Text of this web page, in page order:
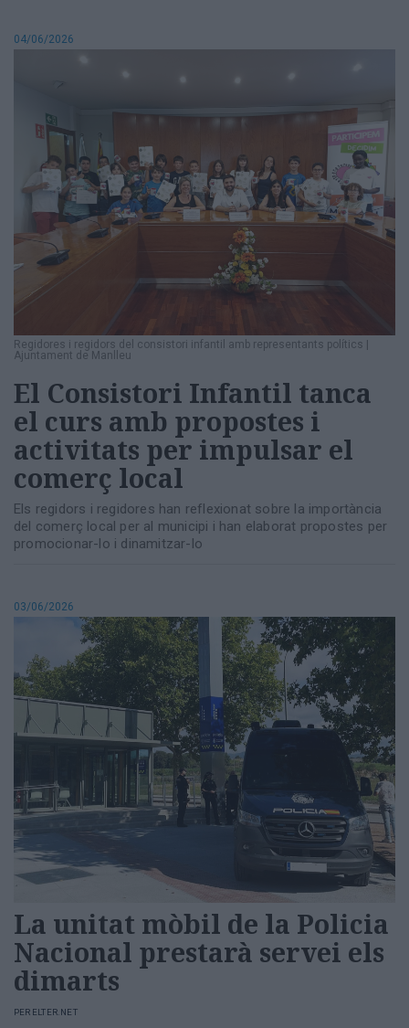
04/06/2026
Regidores i regidors del consistori infantil amb representants polítics
Ajuntament de Manlleu
El Consistori Infantil tanca
el curs amb propostes i
activitats per impulsar el
comerç local
Els regidors i regidores han reflexionat sobre la importància
del comerç local per al municipi i han elaborat propostes per
promocionar-lo i dinamitzar-lo
03/06/2026
La unitat mòbil de la Policia
Nacional prestarà servei els
dimarts
PER ELTER.NET